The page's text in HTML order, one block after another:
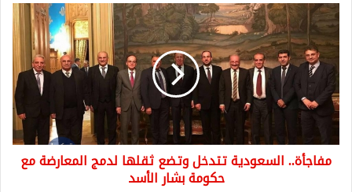
مفاجأة..
السعودية
تتدخل
وتضع
ثقلها
لدمج
المعارضة
مع
حكومة
بشار
مفاجأة.. السعودية تتدخل وتضع ثقلها لدمج المعارضة مع
حكومة بشار الأسد